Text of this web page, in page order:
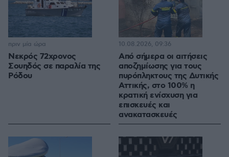
Νεκρός 72χρονος
Σουηδός σε παραλία της
Ρόδου
πριν μία ώρα
Από σήμερα οι αιτήσεις
αποζημίωσης για τους
πυρόπληκτους της Δυτικής
Αττικής, στο 100% η
κρατική ενίσχυση για
επισκευές και
ανακατασκευές
10.08.2026, 09:36